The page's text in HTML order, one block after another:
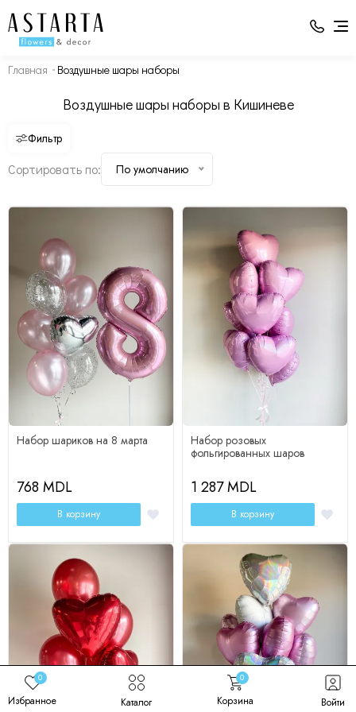
Главная Воздушные шары наборы
Воздушные шары наборы в Кишиневе
Фильтр
Сортировать по: По умолчанию
Латексный шар - 8
Фольгированные шары - 1
Набор шариков на 8 марта
768 MDL
В корзину
Набор розовых
фольгированных шаров
1 287 MDL
В корзину
Фольгированные шары - 3
Латексный шар - 5
Изменить состав
Фольгированные шары - 13
Изменить состав
0
Избранное Каталог
0
Корзина Войти